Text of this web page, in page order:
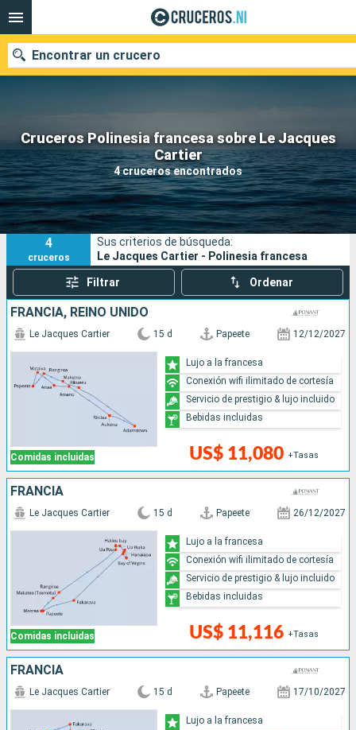
Cruceros Polinesia francesa sobre Le Jacques
Cartier
4 cruceros encontrados
Encontrar un crucero
Nuestros destinos
Fecha de salida
Puertos Compañías
Buscar
4
cruceros
Sus criterios de búsqueda:
Le Jacques Cartier - Polinesia francesa
Filtrar Ordenar
FRANCIA, REINO UNIDO
Comidas incluidas
Le Jacques Cartier 15 d Papeete 12/12/2027
US$ 11,080 +Tasas
Lujo a la francesa
Conexión wifi ilimitado de cortesía
Servicio de prestigio & lujo incluido
Bebidas incluidas
FRANCIA
Comidas incluidas
Le Jacques Cartier 15 d Papeete 26/12/2027
US$ 11,116 +Tasas
Lujo a la francesa
Conexión wifi ilimitado de cortesía
Servicio de prestigio & lujo incluido
Bebidas incluidas
FRANCIA
Le Jacques Cartier 15 d Papeete 17/10/2027
Lujo a la francesa